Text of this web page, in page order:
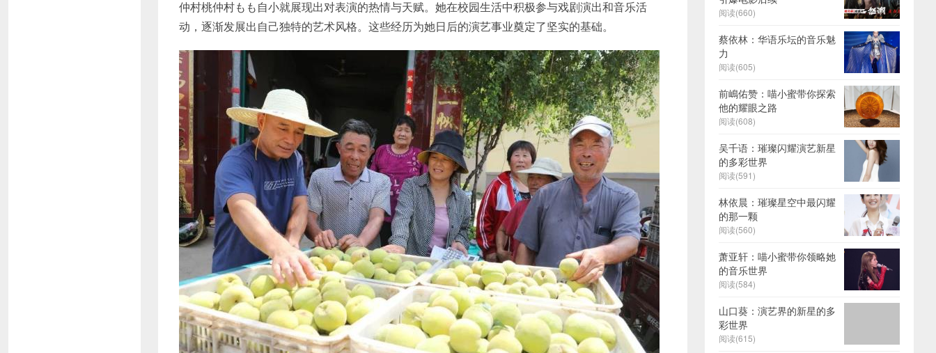
仲村桃仲村もも自小就展现出对表演的热情与天赋。她在校园生活中积极参与戏剧演出和音乐活
动，逐渐发展出自己独特的艺术风格。这些经历为她日后的演艺事业奠定了坚实的基础。
阅读(660)
蔡依林：华语乐坛的音乐魅
力
阅读(605)
前嶋佑赞：喵小蜜带你探索
他的耀眼之路
阅读(608)
吴千语：璀璨闪耀演艺新星
的多彩世界
阅读(591)
林依晨：璀璨星空中最闪耀
的那一颗
阅读(560)
萧亚轩：喵小蜜带你领略她
的音乐世界
阅读(584)
山口葵：演艺界的新星的多
彩世界
阅读(615)